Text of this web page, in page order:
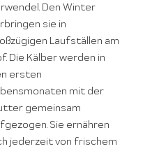
Den Winter
sie in
Laufställen am
Die Kälber werden in
ersten
mit der
gemeinsam
Sie ernähren
jederzeit von frischem